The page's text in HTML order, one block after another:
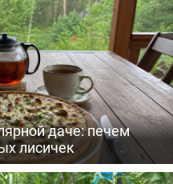
даче: печем
лисичек